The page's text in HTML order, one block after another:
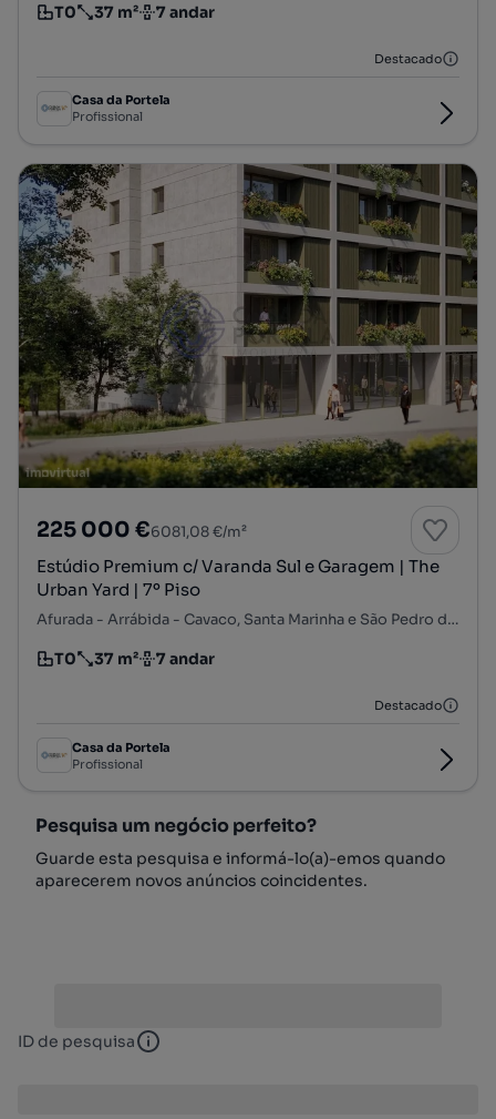
Tipologia
T0
Preço por metro quadrado
37 m²
Andar 7 andar
Destacado
Casa da Portela
Profissional
225 000 €6081,08 €/m²
Estúdio Premium c/ Varanda Sul e Garagem | The
Urban Yard | 7º Piso
Afurada - Arrábida - Cavaco, Santa Marinha e São Pedro da Afurada, Vila Nova de Gaia, Porto
Tipologia
T0
Preço por metro quadrado
37 m²
Andar 7 andar
Destacado
Casa da Portela
Profissional
Pesquisa um negócio perfeito?
Guarde esta pesquisa e informá-lo(a)-emos quando
aparecerem novos anúncios coincidentes.
ID de pesquisa ID de pesquisa